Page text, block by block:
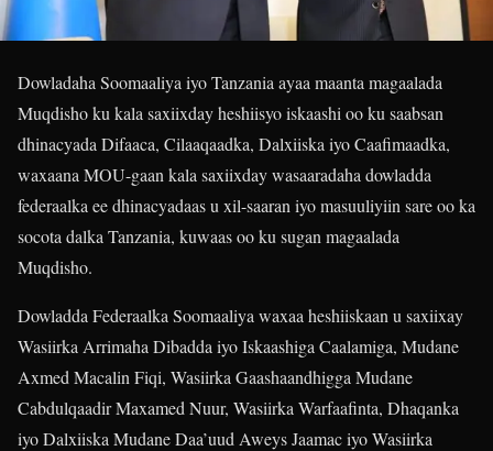
Dowladaha Soomaaliya iyo Tanzania ayaa maanta magaalada
Muqdisho ku kala saxiixday heshiisyo iskaashi oo ku saabsan
dhinacyada Difaaca, Cilaaqaadka, Dalxiiska iyo Caafimaadka,
waxaana MOU-gaan kala saxiixday wasaaradaha dowladda
federaalka ee dhinacyadaas u xil-saaran iyo masuuliyiin sare oo ka
socota dalka Tanzania, kuwaas oo ku sugan magaalada
Muqdisho.
Dowladda Federaalka Soomaaliya waxaa heshiiskaan u saxiixay
Wasiirka Arrimaha Dibadda iyo Iskaashiga Caalamiga, Mudane
Axmed Macalin Fiqi, Wasiirka Gaashaandhigga Mudane
Cabdulqaadir Maxamed Nuur, Wasiirka Warfaafinta, Dhaqanka
iyo Dalxiiska Mudane Daa’uud Aweys Jaamac iyo Wasiirka